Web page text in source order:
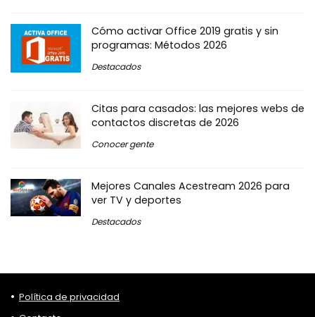
Cómo activar Office 2019 gratis y sin
programas: Métodos 2026
Destacados
Citas para casados: las mejores webs de
contactos discretas de 2026
Conocer gente
Mejores Canales Acestream 2026 para
ver TV y deportes
Destacados
Política de privacidad